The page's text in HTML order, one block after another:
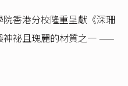
香港分校隆重呈獻《深珊
神祕且瑰麗的材質之一 ——